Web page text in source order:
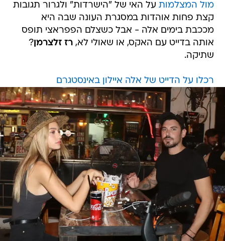
מול המצלמות על האי של "הישרדות" ולגרור תגובות
קצת פחות אוהדות במסגרת העונה שבה היא
מככבת בימים אלה - אבל כשצלם הפפראצי תופס
אותה בדייט עם האקס, או שאולי לא,רז זלצרמן?
שתיקה.
רכלו על הדייט של אלה איילון באינסטגרם